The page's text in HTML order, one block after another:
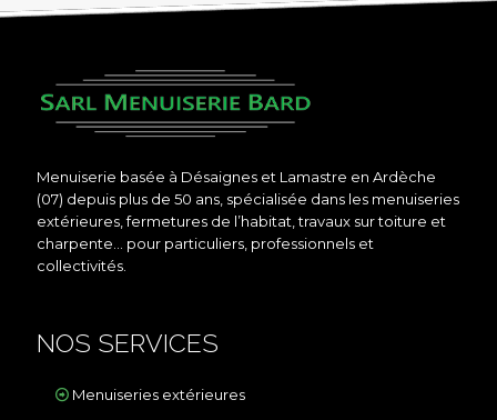
Menuiserie basée à Désaignes et Lamastre en Ardèche
(07) depuis plus de 50 ans, spécialisée dans les menuiseries
extérieures, fermetures de l’habitat, travaux sur toiture et
charpente… pour particuliers, professionnels et
collectivités.
NOS SERVICES
Menuiseries extérieures